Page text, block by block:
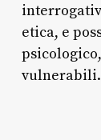
etica, e
vulnerabili.